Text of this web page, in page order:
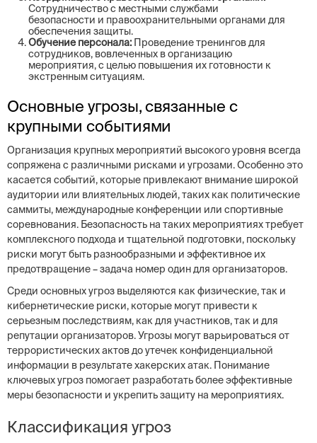
Сотрудничество с местными службами
безопасности и правоохранительными органами для
обеспечения защиты.
Обучение персонала: Проведение тренингов для
сотрудников, вовлеченных в организацию
мероприятия, с целью повышения их готовности к
экстренным ситуациям.
Основные угрозы, связанные с
крупными событиями
Организация крупных мероприятий высокого уровня всегда
сопряжена с различными рисками и угрозами. Особенно это
касается событий, которые привлекают внимание широкой
аудитории или влиятельных людей, таких как политические
саммиты, международные конференции или спортивные
соревнования. Безопасность на таких мероприятиях требует
комплексного подхода и тщательной подготовки, поскольку
риски могут быть разнообразными и эффективное их
предотвращение – задача номер один для организаторов.
Среди основных угроз выделяются как физические, так и
кибернетические риски, которые могут привести к
серьезным последствиям, как для участников, так и для
репутации организаторов. Угрозы могут варьироваться от
террористических актов до утечек конфиденциальной
информации в результате хакерских атак. Понимание
ключевых угроз помогает разработать более эффективные
меры безопасности и укрепить защиту на мероприятиях.
Классификация угроз